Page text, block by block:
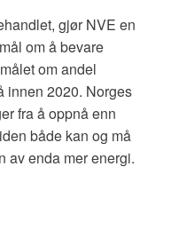
gjør NVE en
om å bevare
om andel
innen 2020. Norges
fra å oppnå enn
både kan og må
av enda mer energi.